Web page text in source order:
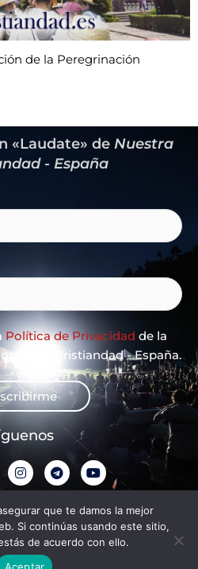
de la Peregrinación
«Laudate» de Nuestra
- España
Política de Privacidad de la
de la Cristiandad - España.
I
n
s
a
g
r
a
T
e
l
g
r
a
Y
o
u
u
b
e
Privacidad
legal
que te damos la mejor
Si continúas usando este sitio,
de acuerdo con ello.
Aceptar